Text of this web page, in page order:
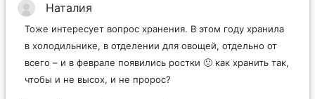
Наталия
Тоже интересует вопрос хранения. В этом году хранила
в холодильнике, в отделении для овощей, отдельно от
всего – и в феврале появились ростки 🙁 как хранить так,
чтобы и не высох, и не пророс?